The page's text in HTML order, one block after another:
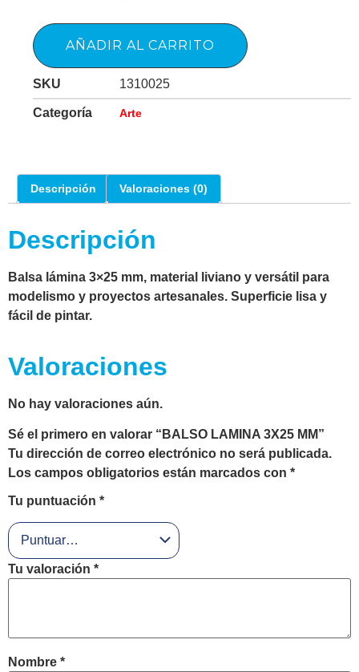
AÑADIR AL CARRITO
SKU 1310025
Categoría Arte
Descripción Valoraciones (0)
Descripción
Balsa lámina 3×25 mm, material liviano y versátil para
modelismo y proyectos artesanales. Superficie lisa y
fácil de pintar.
Valoraciones
No hay valoraciones aún.
Sé el primero en valorar “BALSO LAMINA 3X25 MM”
Tu dirección de correo electrónico no será publicada.
Los campos obligatorios están marcados con *
Tu puntuación *
Tu valoración *
Nombre *